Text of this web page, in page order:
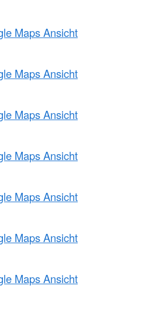
Maps Ansicht
Maps Ansicht
Maps Ansicht
Maps Ansicht
Maps Ansicht
Maps Ansicht
Maps Ansicht